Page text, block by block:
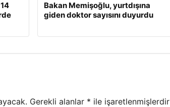
Bakan Memişoğlu, yurtdışına
giden doktor sayısını duyurdu
Gerekli alanlar * ile işaretlenmişlerdir